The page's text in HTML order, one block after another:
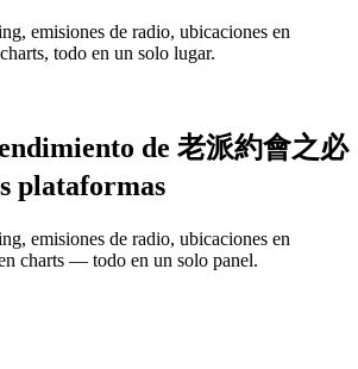
emisiones de radio, ubicaciones en
todo en un solo lugar.
de 老派約會之必
plataformas
emisiones de radio, ubicaciones en
charts — todo en un solo panel.